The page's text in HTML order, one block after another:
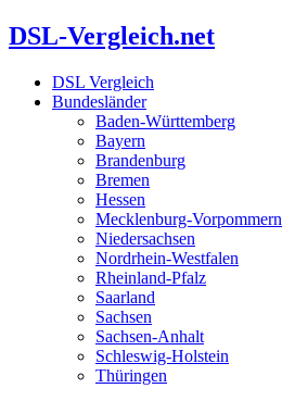
Zum
Inhalt
DSL-Vergleich.net
DSL Vergleich
Bundesländer
Baden-Württemberg
Bayern
Brandenburg
Bremen
Hessen
Mecklenburg-Vorpommern
Niedersachsen
Nordrhein-Westfalen
Rheinland-Pfalz
Saarland
Sachsen
Sachsen-Anhalt
Schleswig-Holstein
Thüringen